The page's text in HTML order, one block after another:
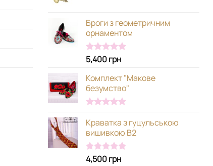
Броги з геометричним
орнаментом
Оцінено в
з 5
5,400грн
Комплект "Макове
безумство"
5.00з 5
Краватка з гуцульською
вишивкою В2
Оцінено в
4,500грн